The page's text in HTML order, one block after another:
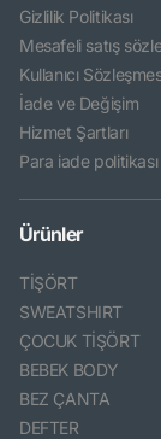
Gizlilik Politikası
Mesafeli satış
Kullanıcı
İade ve Değişim
Hizmet Şartları
Para iade politikası
Ürünler
TİŞÖRT
SWEATSHIRT
ÇOCUK TİŞÖRT
BEBEK BODY
BEZ ÇANTA
DEFTER